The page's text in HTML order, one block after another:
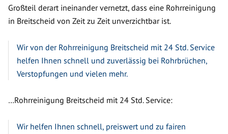
Großteil derart ineinander vernetzt, dass eine Rohrreinigung
in Breitscheid von Zeit zu Zeit unverzichtbar ist.
Wir von der Rohrreinigung Breitscheid mit 24 Std. Service
helfen Ihnen schnell und zuverlässig bei Rohrbrüchen,
Verstopfungen und vielen mehr.
…Rohrreinigung Breitscheid mit 24 Std. Service:
Wir helfen Ihnen schnell, preiswert und zu fairen